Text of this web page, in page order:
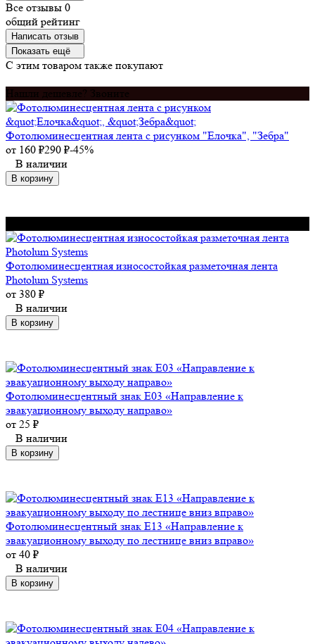
Все отзывы 0
общий рейтинг
Написать отзыв
Показать ещё
C этим товаром также покупают
Нашли дешевле? Звоните
Фотолюминесцентная лента с рисунком "Елочка", "Зебра"
от 160 ₽290 ₽-45%
В наличии
В корзину
Фотолюминесцентная износостойкая разметочная лента
Photolum Systems
от 380 ₽
В наличии
В корзину
Фотолюминесцентный знак Е03 «Направление к
эвакуационному выходу направо»
от 25 ₽
В наличии
В корзину
Фотолюминесцентный знак Е13 «Направление к
эвакуационному выходу по лестнице вниз вправо»
от 40 ₽
В наличии
В корзину